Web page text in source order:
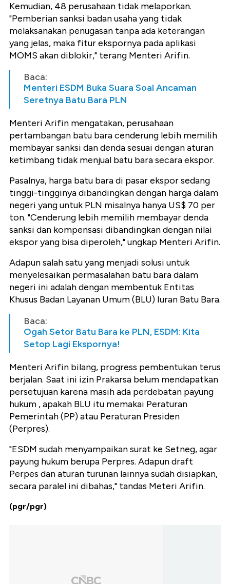
Kemudian, 48 perusahaan tidak melaporkan.
"Pemberian sanksi badan usaha yang tidak
melaksanakan penugasan tanpa ada keterangan
yang jelas, maka fitur ekspornya pada aplikasi
MOMS akan diblokir," terang Menteri Arifin.
Baca:
Menteri ESDM Buka Suara Soal Ancaman
Seretnya Batu Bara PLN
Menteri Arifin mengatakan, perusahaan
pertambangan batu bara cenderung lebih memilih
membayar sanksi dan denda sesuai dengan aturan
ketimbang tidak menjual batu bara secara ekspor.
Pasalnya, harga batu bara di pasar ekspor sedang
tinggi-tingginya dibandingkan dengan harga dalam
negeri yang untuk PLN misalnya hanya US$ 70 per
ton. "Cenderung lebih memilih membayar denda
sanksi dan kompensasi dibandingkan dengan nilai
ekspor yang bisa diperoleh," ungkap Menteri Arifin.
Adapun salah satu yang menjadi solusi untuk
menyelesaikan permasalahan batu bara dalam
negeri ini adalah dengan membentuk Entitas
Khusus Badan Layanan Umum (BLU) Iuran Batu Bara.
Baca:
Ogah Setor Batu Bara ke PLN, ESDM: Kita
Setop Lagi Ekspornya!
Menteri Arifin bilang, progress pembentukan terus
berjalan. Saat ini izin Prakarsa belum mendapatkan
persetujuan karena masih ada perdebatan payung
hukum , apakah BLU itu memakai Peraturan
Pemerintah (PP) atau Peraturan Presiden
(Perpres).
"ESDM sudah menyampaikan surat ke Setneg, agar
payung hukum berupa Perpres. Adapun draft
Perpes dan aturan turunan lainnya sudah disiapkan,
secara paralel ini dibahas," tandas Meteri Arifin.
(pgr/pgr)